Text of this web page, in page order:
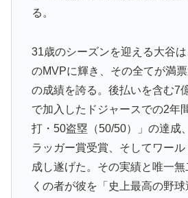
る。
31歳のシーズンを迎える大谷
のMVPに輝き、その全てが満
の成績を誇る。後払いを含む7
で加入したドジャースでの2年
打・50盗塁（50/50）」の達成
ラッガー賞受賞、そしてワー
成し遂げた。その実績と唯一
くの者が彼を「史上最高の野